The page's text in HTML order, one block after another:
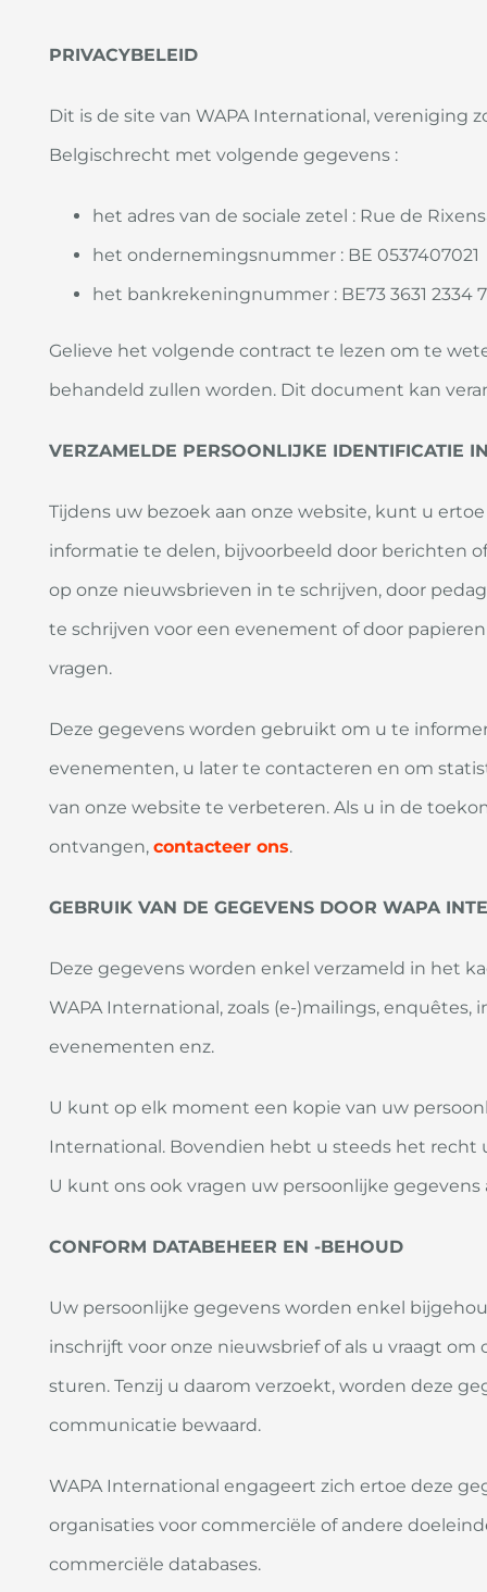
PRIVACYBELEID
Dit is de site van WAPA International, vereniging
Belgischrecht met volgende gegevens :
het adres van de sociale zetel : Rue de
het ondernemingsnummer : BE 0537407021
het bankrekeningnummer : BE73 3631 2334
Gelieve het volgende contract te lezen om te
behandeld zullen worden. Dit document kan
VERZAMELDE PERSOONLIJKE IDENTIFICATIE
Tijdens uw bezoek aan onze website, kunt u
informatie te delen, bijvoorbeeld door berichten
op onze nieuwsbrieven in te schrijven, door
te schrijven voor een evenement of door
vragen.
Deze gegevens worden gebruikt om u te
evenementen, u later te contacteren en om
van onze website te verbeteren. Als u in de
ontvangen, contacteer ons.
GEBRUIK VAN DE GEGEVENS DOOR WAPA
Deze gegevens worden enkel verzameld in het
WAPA International, zoals (e-)mailings,
evenementen enz.
U kunt op elk moment een kopie van uw
International. Bovendien hebt u steeds het
U kunt ons ook vragen uw persoonlijke gegevens
CONFORM DATABEHEER EN -BEHOUD
Uw persoonlijke gegevens worden enkel
inschrijft voor onze nieuwsbrief of als u vraagt om
sturen. Tenzij u daarom verzoekt, worden deze
communicatie bewaard.
WAPA International engageert zich ertoe deze
organisaties voor commerciële of andere
commerciële databases.